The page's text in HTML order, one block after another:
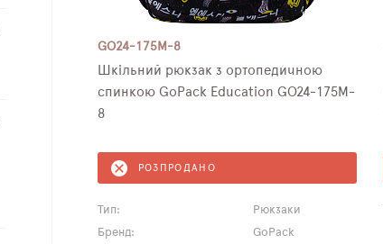
GO24-175M-8
Шкільний рюкзак з ортопедичною
спинкою GoPack Education GO24-175M-
8
РОЗПРОДАНО
Тип:
Рюкзаки
Бренд:
GoPack